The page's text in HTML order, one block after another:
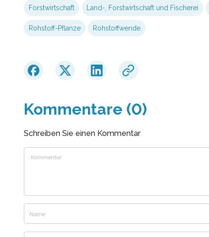
Forstwirtschaft Land-, Forstwirtschaft und Fischerei
Rohstoff-Pflanze Rohstoffwende
Kommentare (0)
Schreiben Sie einen Kommentar